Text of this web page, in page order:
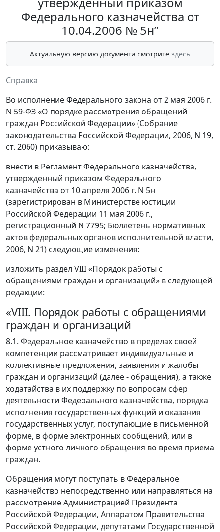
Федерального казначейства от
10.04.2006 № 5н”
Актуальную версию документа смотрите здесь
Справка
Во исполнение Федерального закона от 2 мая 2006 г.
N 59-ФЗ «О порядке рассмотрения обращений
граждан Российской Федерации» (Собрание
законодательства Российской Федерации, 2006, N 19,
ст. 2060) приказываю:
внести в Регламент Федерального казначейства,
утвержденный приказом Федерального
казначейства от 10 апреля 2006 г. N 5н
(зарегистрирован в Министерстве юстиции
Российской Федерации 11 мая 2006 г.,
регистрационный N 7795; Бюллетень нормативных
актов федеральных органов исполнительной власти,
2006, N 21) следующие изменения:
изложить раздел VIII «Порядок работы с
обращениями граждан и организаций» в следующей
редакции:
«VIII. Порядок работы с обращениями
граждан и организаций
8.1. Федеральное казначейство в пределах своей
компетенции рассматривает индивидуальные и
коллективные предложения, заявления и жалобы
граждан и организаций (далее - обращения), а также
ходатайства в их поддержку по вопросам сфер
деятельности Федерального казначейства, порядка
исполнения государственных функций и оказания
государственных услуг, поступающие в письменной
форме, в форме электронных сообщений, или в
форме устного личного обращения во время приема
граждан.
Обращения могут поступать в Федеральное
казначейство непосредственно или направляться на
рассмотрение Администрацией Президента
Российской Федерации, Аппаратом Правительства
Российской Федерации, депутатами Государственной